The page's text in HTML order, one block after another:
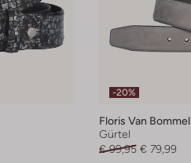
-20%
Floris Van Bommel
Gürtel
€ 99,95 € 79,99